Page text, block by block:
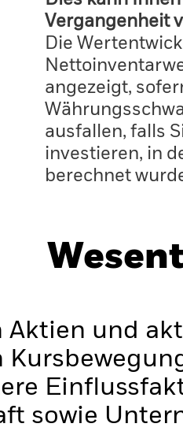
Vergangenheit
Die
angezeigt,
ausfallen, falls
investieren, in
berechnet
Aktien und
sowie